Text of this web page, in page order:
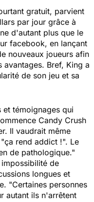
gratuit, parvient
par jour grâce à
d'autant plus que le
facebook, en lançant
nouveaux joueurs afin
Bref, King a
de son jeu et sa
témoignages qui
Candy Crush
Il vaudrait même
rend addict !". Le
de pathologique."
de
longues et
"Certaines personnes
autant ils n'arrêtent